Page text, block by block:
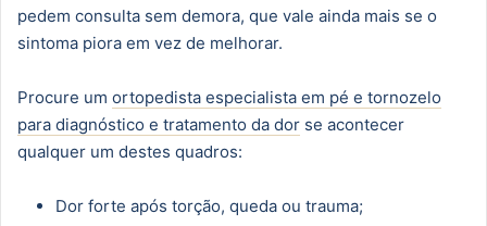
pedem consulta sem demora, que vale ainda mais se o
sintoma piora em vez de melhorar.
Procure um ortopedista especialista em pé e tornozelo
para diagnóstico e tratamento da dor se acontecer
qualquer um destes quadros:
Dor forte após torção, queda ou trauma;